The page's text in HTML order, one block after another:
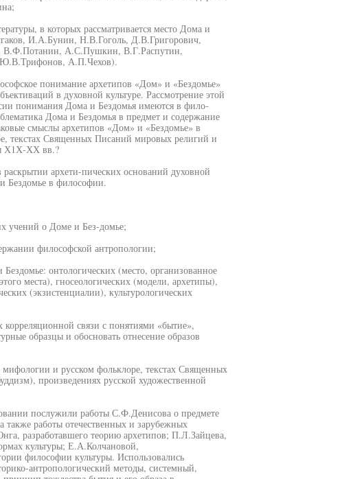
в которых рассматривается место Дома и
И.А.Бунин, Н.В.Гоголь, Д.В.Григорович,
А.С.Пушкин, В.Г.Распутин,
А.П.Чехов).
понимание архетипов «Дом» и «Бездомье»
в духовной культуре. Рассмотрение этой
понимания Дома и Бездомья имеются в фило-
Дома и Бездомья в предмет и содержание
смыслы архетипов «Дом» и «Бездомье» в
текстах Священных Писаний мировых религий и
Х1Х-ХХ вв.?
раскрытии архети-пических оснований духовной
Бездомье в философии.
учений о Доме и Без-домье;
философской антропологии;
онтологических (место, организованное
места), гносеологических (модели, архетипы),
(экзистенциалии), культурологических
связи с понятиями «бытие»,
образцы и обосновать отнесение образов
и русском фольклоре, текстах Священных
произведениях русской художественной
послужили работы С.Ф.Денисова о предмете
также работы отечественных и зарубежных
разработавшего теорию архетипов; П.Л.Зайцева,
культуры; Е.А.Колчановой,
философии культуры. Использовались
антропологический методы, системный,